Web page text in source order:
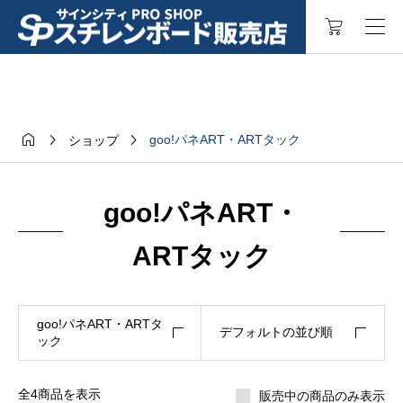
  ショップ  goo!パネART・ARTタック
goo!パネART・
ARTタック
全4商品を表示
goo!パネART・ARTタ
ック
デフォルトの並び順
販売中の商品のみ表示